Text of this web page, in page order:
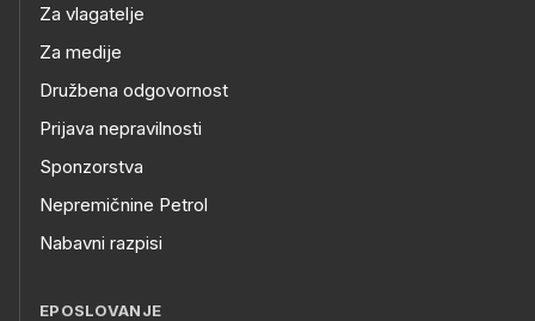
Za vlagatelje
Za medije
Družbena odgovornost
Prijava nepravilnosti
Sponzorstva
Nepremičnine Petrol
Nabavni razpisi
EPOSLOVANJE